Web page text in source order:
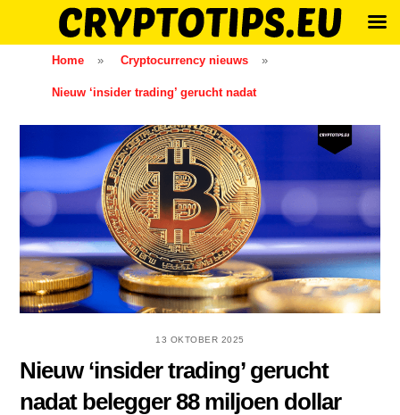
Home » Cryptocurrency nieuws »
Nieuw ‘insider trading’ gerucht nadat
13 OKTOBER 2025
Nieuw ‘insider trading’ gerucht
nadat belegger 88 miljoen dollar